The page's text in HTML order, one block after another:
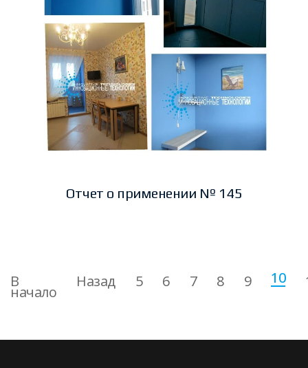
Отчет о применении № 145
В
начало
Назад 5 6 7 8 9 10